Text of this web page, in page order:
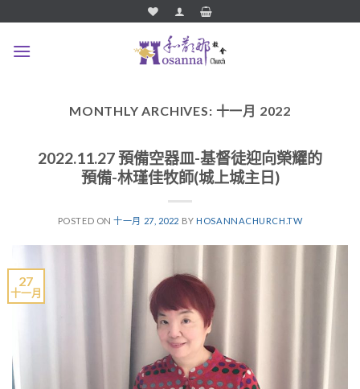
content
MONTHLY ARCHIVES: 十一月 2022
2022.11.27 預備空器皿-基督徒迎向榮耀的
預備-林瑾佳牧師(城上城主日)
POSTED ON十一月 27, 2022 BYHOSANNACHURCH.TW
27
十一月